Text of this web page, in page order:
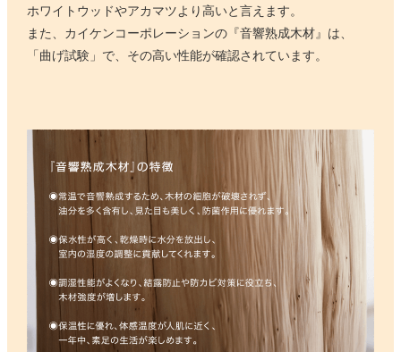
ホワイトウッドやアカマツより高いと言えます。
また、カイケンコーポレーションの『音響熟成木材』は、
「曲げ試験」で、その高い性能が確認されています。